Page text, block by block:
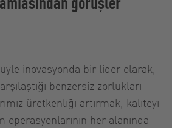
inovasyonda bir lider olarak,
benzersiz zorlukları
üretkenliği artırmak, kaliteyi
operasyonlarının her alanında